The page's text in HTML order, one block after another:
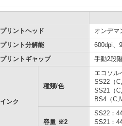
プリントヘッド
オンデマ
プリント分解能
600dpi、
プリントギャップ
手動2段
インク
種類/色
エコソル
SS22（
SS21（
BS4（
容量 ※2
SS22：
SS21：